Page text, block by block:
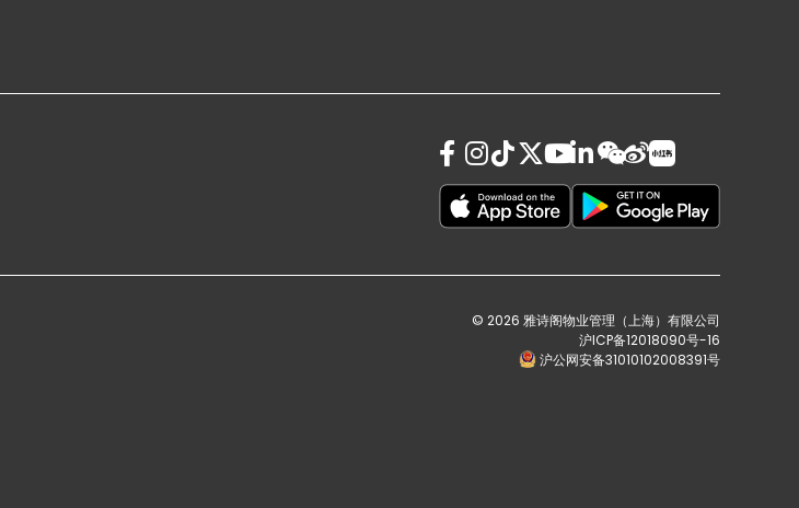
© 2026 雅诗阁物业管理（上海）有限公司
沪ICP备12018090号-16
沪公网安备31010102008391号